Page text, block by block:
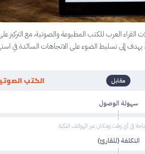
القراء العرب للكتب المطبوعة والصوتية، مع التركيز
يهدف إلى تسليط الضوء على الاتجاهات السائدة في
مقابل الكتب
سهولة الوصول
في أي وقت ومكان عبر الهواتف الذكية.
التكلفة (للقارئ)